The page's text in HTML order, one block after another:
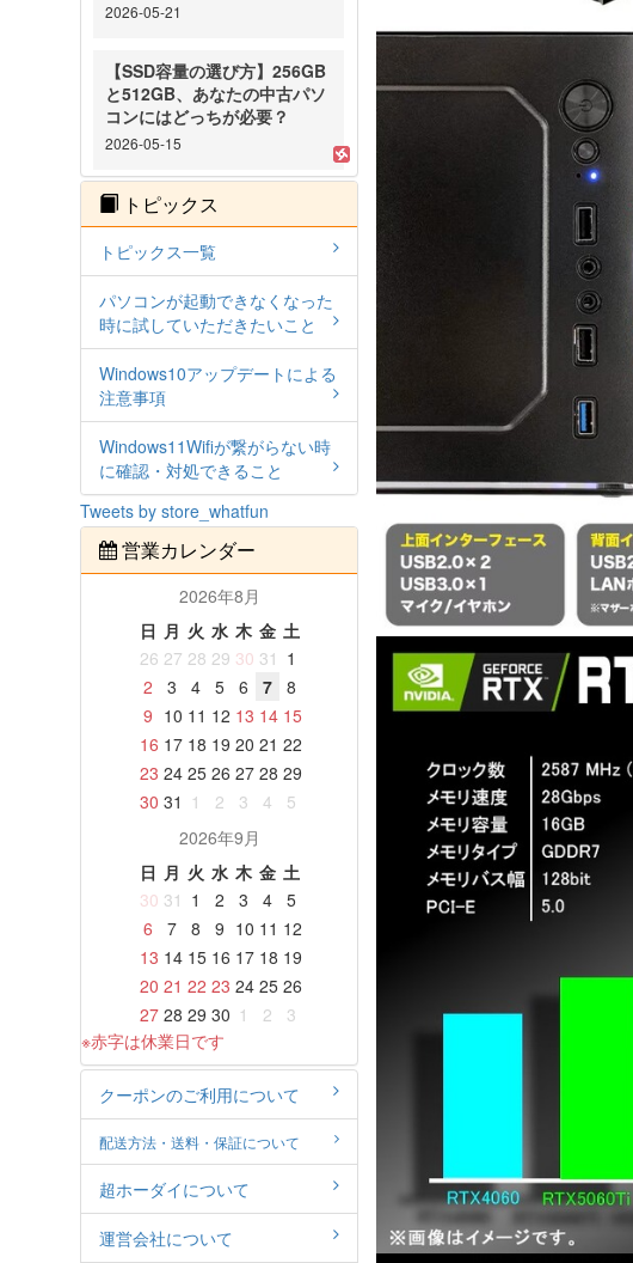
2026-05-21
【SSD容量の選び方】256GB
と512GB、あなたの中古パソ
コンにはどっちが必要？
2026-05-15
トピックス
トピックス一覧
パソコンが起動できなくなった
時に試していただきたいこと
Windows10アップデートによる
注意事項
Windows11Wifiが繋がらない時
に確認・対処できること
Tweets by store_whatfun
営業カレンダー
2026年8月
日 月 火 水 木 金 土
26 27 28 29 30 31 1
2
3 4 5 6 7
8
9 10 11 12 13 14 15
16 17 18 19 20 21 22
23 24 25 26 27 28 29
30 31 1 2 3 4
5
2026年9月
日 月 火 水 木 金 土
30 31 1 2 3 4
5
6
7 8 9 10 11 12
13 14 15 16 17 18 19
20 21 22 23 24 25 26
27 28 29 30 1 2
3
※赤字は休業日です
クーポンのご利用について
配送方法・送料・保証について
超ホーダイについて
運営会社について